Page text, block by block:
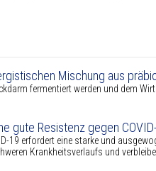
Mischung aus
fermentiert werden und dem
gute Resistenz gegen
19 erfordert eine starke und
Krankheitsverlaufs und